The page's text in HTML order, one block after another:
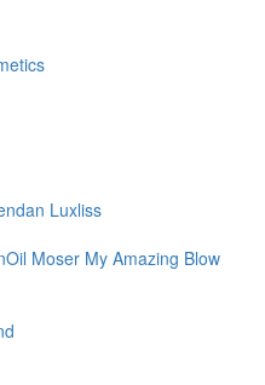
Luxliss
Moser My Amazing Blow